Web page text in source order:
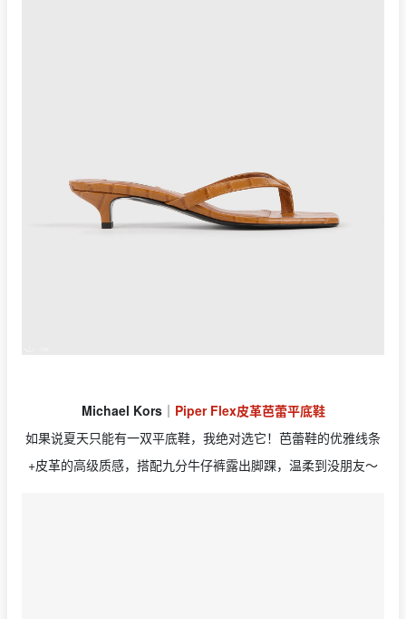
Michael Kors｜ Piper Flex皮革芭蕾平底鞋
如果说夏天只能有一双平底鞋，我绝对选它！芭蕾鞋的优雅线条
+皮革的高级质感，搭配九分牛仔裤露出脚踝，温柔到没朋友～